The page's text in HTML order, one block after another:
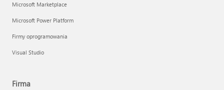
Microsoft Marketplace
Microsoft Power Platform
Firmy oprogramowania
Visual Studio
Firma